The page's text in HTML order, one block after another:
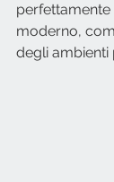
perfettamente
moderno,
degli ambienti